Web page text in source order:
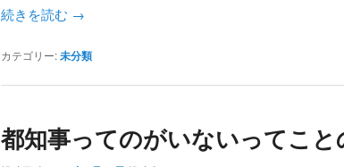
続きを読む →
カテゴリー:未分類
都知事ってのがいないってこと